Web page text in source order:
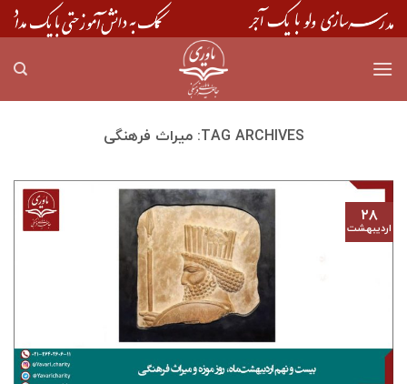
Skip
to
TAG ARCHIVES: میراث فرهنگی
۲۸
اردیبهشت